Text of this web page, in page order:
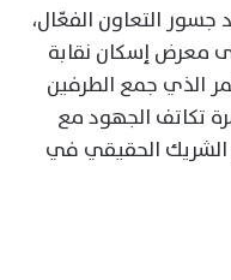
التعاون الفعّال،
معرض إسكان نقابة
الذي جمع الطرفين
تكاتف الجهود مع
الشريك الحقيقي في